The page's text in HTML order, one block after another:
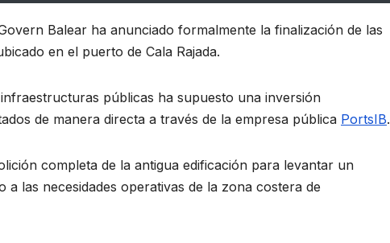
Balear ha anunciado formalmente la finalización de las
en el puerto de Cala Rajada.
públicas ha supuesto una inversión
de manera directa a través de la empresa pública PortsIB.
completa de la antigua edificación para levantar un
las necesidades operativas de la zona costera de